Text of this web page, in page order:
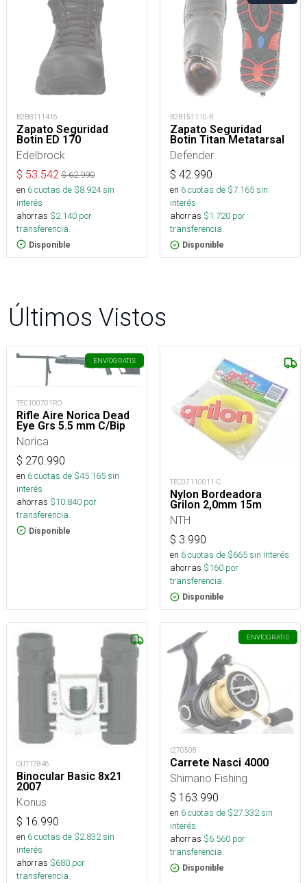
B2BB111416
Zapato Seguridad
Botin ED 170
Edelbrock
$ 53.542 $62.990
en 6cuotas de $8.924sin
interés
ahorras $2.140 por
transferencia.
Disponible
B2B151110-R
Zapato Seguridad
Botin Titan Metatarsal
Defender
$ 42.990
en 6cuotas de $7.165sin
interés
ahorras $1.720 por
transferencia.
Disponible
Últimos Vistos
ENVÍOGRATIS
TEC100701RO
Rifle Aire Norica Dead
Eye Grs 5.5 mm C/Bip
Norica
$ 270.990
en 6cuotas de $45.165sin
interés
ahorras $10.840 por
transferencia.
Disponible
TEC07110011-C
Nylon Bordeadora
Grilon 2,0mm 15m
NTH
$ 3.990
en 6cuotas de $665sin interés
ahorras $160 por
transferencia.
Disponible
OUT17846
Binocular Basic 8x21
2007
Konus
$ 16.990
en 6cuotas de $2.832sin
interés
ahorras $680 por
transferencia.
ENVÍOGRATIS
t270508
Carrete Nasci 4000
Shimano Fishing
$ 163.990
en 6cuotas de $27.332sin
interés
ahorras $6.560 por
transferencia.
Disponible